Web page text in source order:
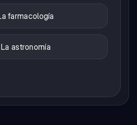
farmacología
La astronomía